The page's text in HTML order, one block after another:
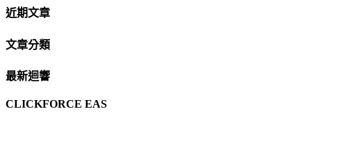
近期文章
文章分類
最新迴響
CLICKFORCE EAS